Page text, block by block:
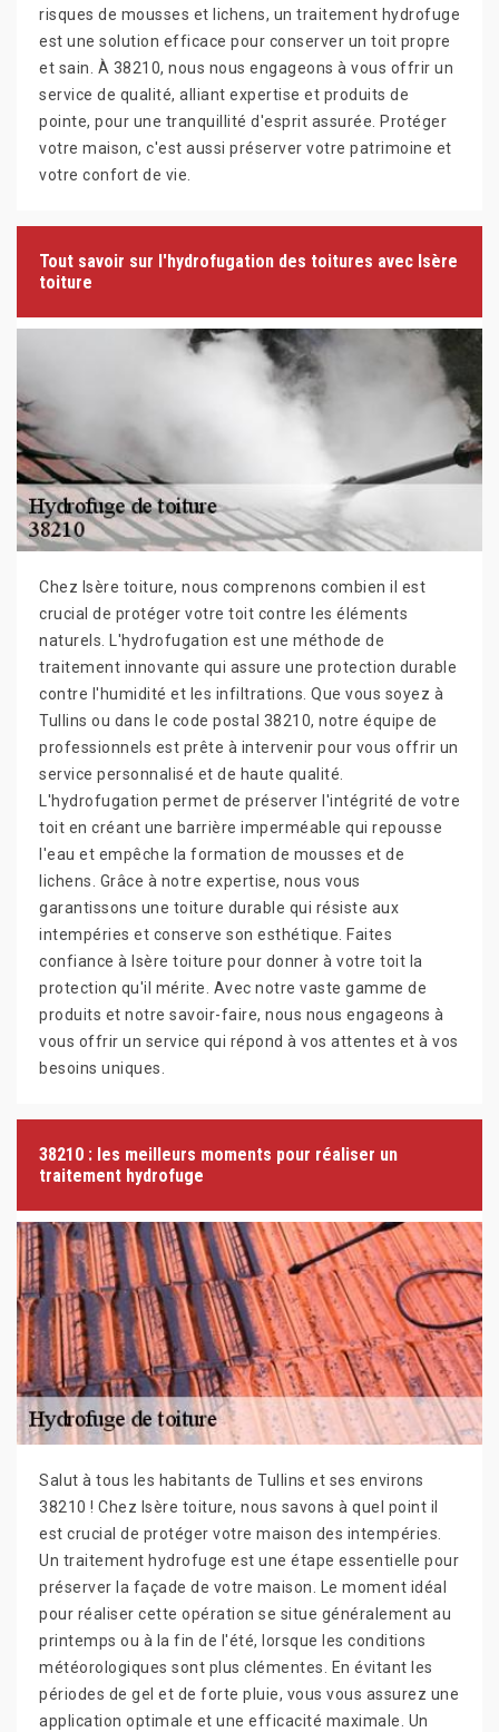
risques de mousses et lichens, un traitement hydrofuge
est une solution efficace pour conserver un toit propre
et sain. À 38210, nous nous engageons à vous offrir un
service de qualité, alliant expertise et produits de
pointe, pour une tranquillité d'esprit assurée. Protéger
votre maison, c'est aussi préserver votre patrimoine et
votre confort de vie.
Tout savoir sur l'hydrofugation des toitures avec Isère
toiture
Chez Isère toiture, nous comprenons combien il est
crucial de protéger votre toit contre les éléments
naturels. L'hydrofugation est une méthode de
traitement innovante qui assure une protection durable
contre l'humidité et les infiltrations. Que vous soyez à
Tullins ou dans le code postal 38210, notre équipe de
professionnels est prête à intervenir pour vous offrir un
service personnalisé et de haute qualité.
L'hydrofugation permet de préserver l'intégrité de votre
toit en créant une barrière imperméable qui repousse
l'eau et empêche la formation de mousses et de
lichens. Grâce à notre expertise, nous vous
garantissons une toiture durable qui résiste aux
intempéries et conserve son esthétique. Faites
confiance à Isère toiture pour donner à votre toit la
protection qu'il mérite. Avec notre vaste gamme de
produits et notre savoir-faire, nous nous engageons à
vous offrir un service qui répond à vos attentes et à vos
besoins uniques.
38210 : les meilleurs moments pour réaliser un
traitement hydrofuge
Salut à tous les habitants de Tullins et ses environs
38210 ! Chez Isère toiture, nous savons à quel point il
est crucial de protéger votre maison des intempéries.
Un traitement hydrofuge est une étape essentielle pour
préserver la façade de votre maison. Le moment idéal
pour réaliser cette opération se situe généralement au
printemps ou à la fin de l'été, lorsque les conditions
météorologiques sont plus clémentes. En évitant les
périodes de gel et de forte pluie, vous vous assurez une
application optimale et une efficacité maximale. Un